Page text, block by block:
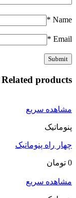
Name
*
Email
*
Related products
مشاهده سریع
پنوماتیک
چهار راه پنوماتیک
0 تومان
مشاهده سریع